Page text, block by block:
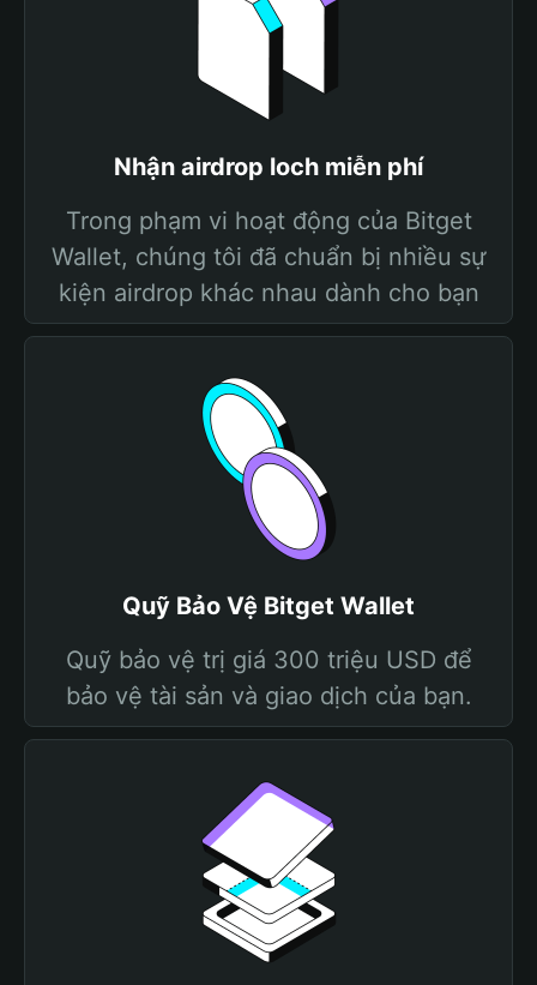
Nhận airdrop loch miễn phí
Trong phạm vi hoạt động của Bitget
Wallet, chúng tôi đã chuẩn bị nhiều sự
kiện airdrop khác nhau dành cho bạn
Quỹ Bảo Vệ Bitget Wallet
Quỹ bảo vệ trị giá 300 triệu USD để
bảo vệ tài sản và giao dịch của bạn.